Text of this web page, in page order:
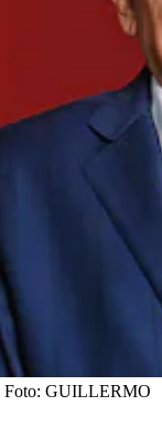
Foto: GUILLERMO